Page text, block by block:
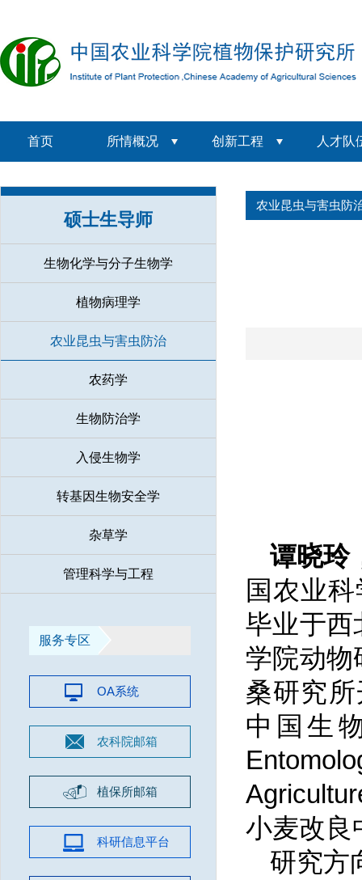
首页 所情概况 创新工程 人才队
硕士生导师
生物化学与分子生物学
植物病理学
农业昆虫与害虫防治
农药学
生物防治学
入侵生物学
转基因生物安全学
杂草学
管理科学与工程
服务专区
OA系统
农科院邮箱
植保所邮箱
科研信息平台
农业昆虫与害虫防
谭晓玲
国农业
毕业于西
学院动物
桑研究
中国生
小麦改良
研究方